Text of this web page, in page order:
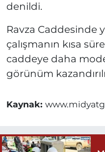
denildi.
Ravza Caddesinde
çalışmanın kısa
caddeye daha
görünüm
Kaynak: